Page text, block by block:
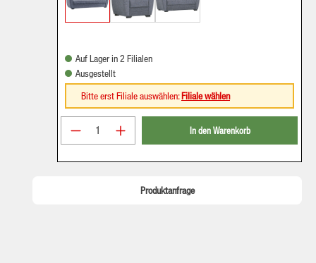
Auf Lager in 2 Filialen
Ausgestellt
Bitte erst Filiale auswählen:Filiale wählen
Produkt Anzahl: Gib den gewünschten
In den Warenkorb
Produktanfrage